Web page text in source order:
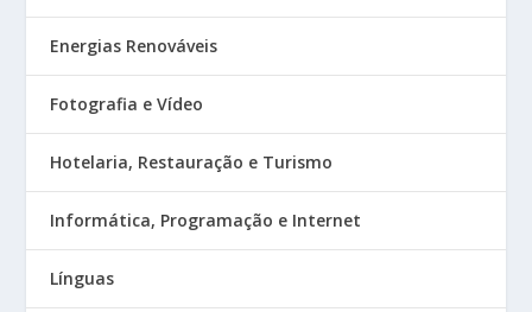
Energias Renováveis
Fotografia e Vídeo
Hotelaria, Restauração e Turismo
Informática, Programação e Internet
Línguas